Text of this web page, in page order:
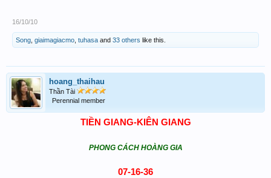
16/10/10
Song giaimagiacmo tuhasa and 33 others like this.
hoang_thaihau
Thần Tài
Perennial member
TIỀN GIANG-KIÊN GIANG
PHONG CÁCH HOÀNG GIA
07-16-36